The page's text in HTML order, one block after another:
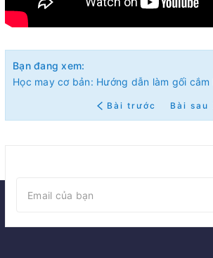
Bạn đang xem:
Học may cơ bản: Hướng dẫn làm gối
Bài trước Bài sau